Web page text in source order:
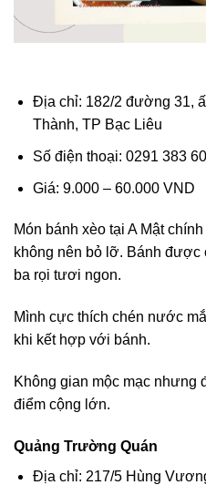
Địa chỉ: 182/2 đường 31,
Thành, TP Bạc Liêu
Số điện thoại: 0291 383
Giá: 9.000 – 60.000 VND
Món bánh xèo tại A Mật
không nên bỏ lỡ. Bánh được
ba rọi tươi ngon.
Mình cực thích chén nước
khi kết hợp với bánh.
Không gian mộc mạc nhưng
điểm cộng lớn.
Quảng Trường Quán
Địa chỉ: 217/5 Hùng